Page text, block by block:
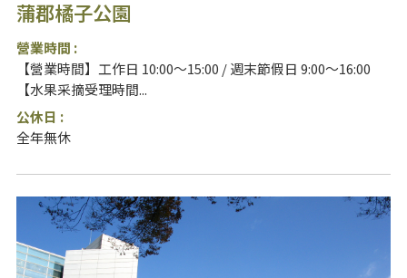
蒲郡橘子公園
營業時間 :
【營業時間】工作日 10:00～15:00 / 週末節假日 9:00～16:00
【水果采摘受理時間...
公休日 :
全年無休